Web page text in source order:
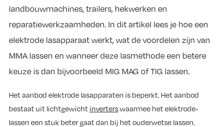
landbouwmachines, trailers, hekwerken en
reparatiewerkzaamheden. In dit artikel lees je hoe een
elektrode lasapparaat werkt, wat de voordelen zijn van
MMA lassen en wanneer deze lasmethode een betere
keuze is dan bijvoorbeeld MIG MAG of TIG lassen.
Het aanbod elektrode lasapparaten is beperkt. Het aanbod
bestaat uit lichtgewicht inverterswaarmee het elektrode-
lassen een stuk beter gaat dan bij het ouderwetse lassen.